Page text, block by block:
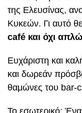
της Ελευσίνας,
Κυκεών. Γι αυτό
café και όχι
Ευχάριστη και
και δωρεάν
θαμώνες του bar-
Το εσωτερικό; Ένα